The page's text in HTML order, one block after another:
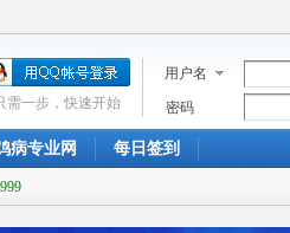
用户名
密码
需一步，快速开始
病专业网 每日签到